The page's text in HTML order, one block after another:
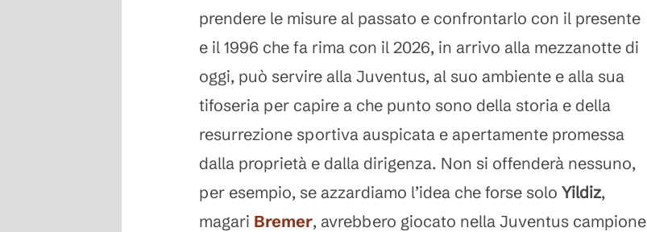
prendere le misure al passato e confrontarlo con il presente
e il 1996 che fa rima con il 2026, in arrivo alla mezzanotte di
oggi, può servire alla Juventus, al suo ambiente e alla sua
tifoseria per capire a che punto sono della storia e della
resurrezione sportiva auspicata e apertamente promessa
dalla proprietà e dalla dirigenza. Non si offenderà nessuno,
per esempio, se azzardiamo l’idea che forse solo Yildiz,
magari Bremer, avrebbero giocato nella Juventus campione